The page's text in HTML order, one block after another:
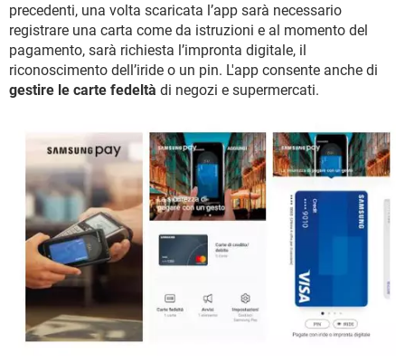
precedenti, una volta scaricata l’app sarà necessario
registrare una carta come da istruzioni e al momento del
pagamento, sarà richiesta l’impronta digitale, il
riconoscimento dell’iride o un pin. L'app consente anche di
gestire le carte fedeltà di negozi e supermercati.